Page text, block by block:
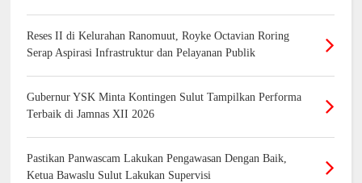
Reses II di Kelurahan Ranomuut, Royke Octavian Roring
Serap Aspirasi Infrastruktur dan Pelayanan Publik
Gubernur YSK Minta Kontingen Sulut Tampilkan Performa
Terbaik di Jamnas XII 2026
Pastikan Panwascam Lakukan Pengawasan Dengan Baik,
Ketua Bawaslu Sulut Lakukan Supervisi